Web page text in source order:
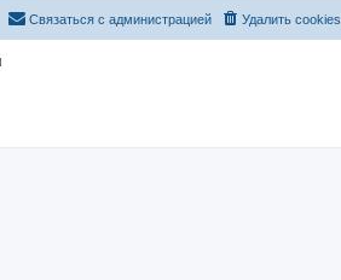
Удалить cookies
Связаться с администрацией